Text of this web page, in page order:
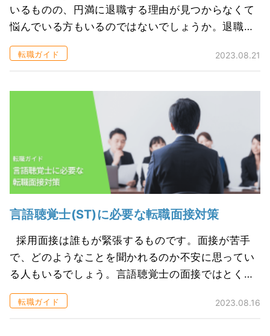
いるものの、円満に退職する理由が見つからなくて
悩んでいる方もいるのではないでしょうか。退職理
由の伝え方を間違ってしまうと、人間関係が悪化し
たり、希望日に退職できないといった...
転職ガイド 2023.08.21
言語聴覚士(ST)に必要な転職面接対策
採用面接は誰もが緊張するものです。面接が苦手
で、どのようなことを聞かれるのか不安に思ってい
る人もいるでしょう。言語聴覚士の面接ではとくに
どのようなことに気をつければいいのか、言語聴覚
士に特化した対策を見ていきたいと思...
転職ガイド 2023.08.16